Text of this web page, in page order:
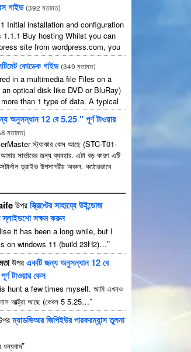
গাইড (392 মতামত)
Initial installation and configuration
1.1.1 Buy hosting Whilst you can
site from wordpress.com,you
and you have to serve their...
কোডেক গাইড (349 মতামত)
in a multimedia file Files on a
an optical disk like DVD or BluRay)
than 1type of data.A typical
...
অনুসন্ধান 12 বে 5.25 ″ পূর্ণ টাওয়ার
মতামত)
স্ট্যাকার কেস আছে (STC-T01-
সার্ভারের জন্য ব্যবহার. এটা বড় কারণ এটি
ড্রাইভ উপসাগরীয় অঞ্চল. কঠোরভাবে
উপরস্ক্রিপ্টের সাহায্যে উইন্ডোজ
স্লাইডশো সক্ষম করুন
it has been a long while,but I
on windows 11 (build 23H2)…”
উপরএকটি জন্য অনুসন্ধান 12 বে
টাওয়ার কেস
hunt a few times myself. আমি এখনও
আল্ট্রা আছে (কেবল 5 5.25…”
ম্যাডভিআর জিপিইউর পারফরম্যান্স তুলনা
”